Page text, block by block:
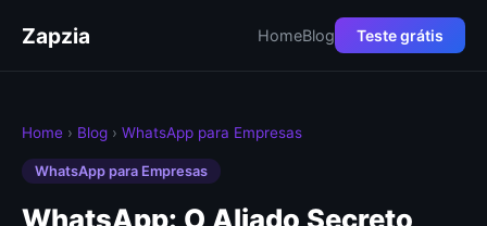
Zapzia HomeBlog Teste grátis
Home › Blog › WhatsApp para Empresas
WhatsApp para Empresas
WhatsApp: O Aliado Secreto